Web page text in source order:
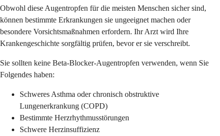
Obwohl diese Augentropfen für die meisten Menschen sicher sind,
können bestimmte Erkrankungen sie ungeeignet machen oder
besondere Vorsichtsmaßnahmen erfordern. Ihr Arzt wird Ihre
Krankengeschichte sorgfältig prüfen, bevor er sie verschreibt.
Sie sollten keine Beta-Blocker-Augentropfen verwenden, wenn Sie
Folgendes haben:
Schweres Asthma oder chronisch obstruktive
Lungenerkrankung (COPD)
Bestimmte Herzrhythmusstörungen
Schwere Herzinsuffizienz